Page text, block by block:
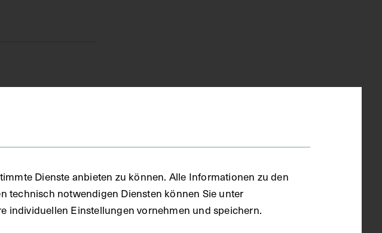
Dienste anbieten zu können. Alle Informationen zu den
technisch notwendigen Diensten können Sie unter
individuellen Einstellungen vornehmen und speichern.